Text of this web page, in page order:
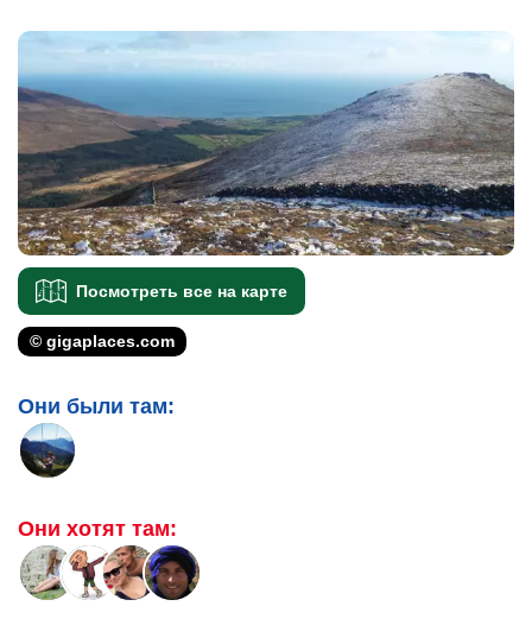
Посмотреть все на карте
© gigaplaces.com
Они были там:
Они хотят там: